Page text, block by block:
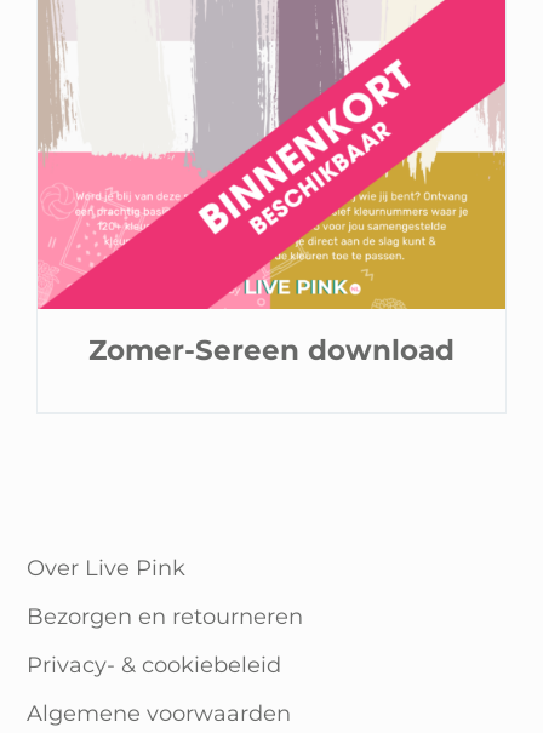
Zomer-Sereen download
Over Live Pink
Bezorgen en retourneren
Privacy- & cookiebeleid
Algemene voorwaarden